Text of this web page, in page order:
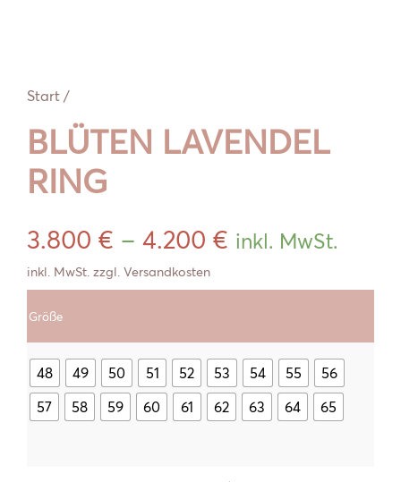
Start /
BLÜTEN LAVENDEL
RING
3.800 € – 4.200 € inkl. MwSt.
inkl. MwSt. zzgl. Versandkosten
Größe
48 49 50 51 52 53 54 55
56
57
58 59 60 61 62 63 64 65